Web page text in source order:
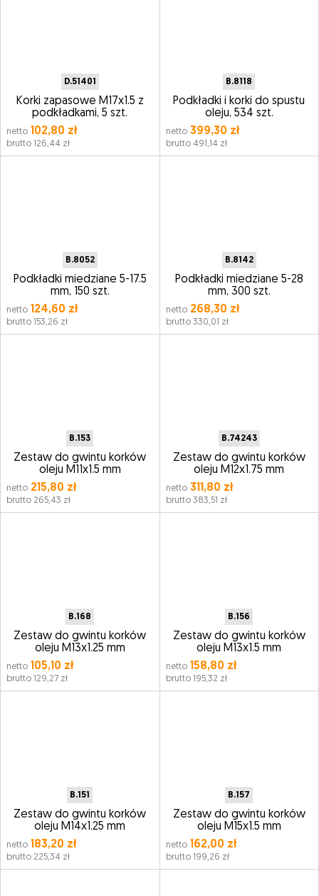
D.51401
Korki zapasowe M17x1.5 z
podkładkami, 5 szt.
netto 102,80 zł
brutto 126,44 zł
B.8118
Podkładki i korki do spustu
oleju, 534 szt.
netto399,30 zł
brutto 491,14 zł
B.8052
Podkładki miedziane 5-17.5
mm, 150 szt.
netto 124,60 zł
brutto 153,26 zł
B.8142
Podkładki miedziane 5-28
mm, 300 szt.
netto268,30 zł
brutto 330,01 zł
B.153
Zestaw do gwintu korków
oleju M11x1.5 mm
netto 215,80 zł
brutto 265,43 zł
B.74243
Zestaw do gwintu korków
oleju M12x1.75 mm
netto311,80 zł
brutto 383,51 zł
B.168
Zestaw do gwintu korków
oleju M13x1.25 mm
netto 105,10 zł
brutto 129,27 zł
B.156
Zestaw do gwintu korków
oleju M13x1.5 mm
netto158,80 zł
brutto 195,32 zł
B.151
Zestaw do gwintu korków
oleju M14x1.25 mm
netto 183,20 zł
brutto 225,34 zł
B.157
Zestaw do gwintu korków
oleju M15x1.5 mm
netto162,00 zł
brutto 199,26 zł